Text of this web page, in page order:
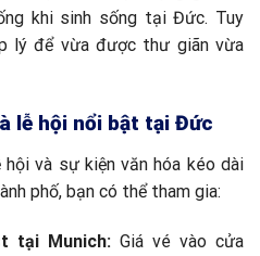
khi sinh sống tại Đức. Tuy
lý để vừa được thư giãn vừa
lễ hội nổi bật tại Đức
và sự kiện văn hóa kéo dài
phố, bạn có thể tham gia:
tại Munich:Giá vé vào cửa